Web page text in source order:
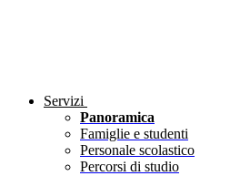
Servizi
Panoramica
Famiglie e studenti
Personale scolastico
Percorsi di studio